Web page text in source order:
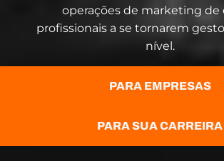
operações de marketing de
profissionais a se tornarem
nível.
PARA EMPRESAS
PARA SUA CARREIRA